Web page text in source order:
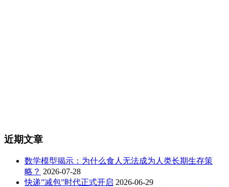
近期文章
数学模型揭示：为什么食人无法成为人类长期生存策
略？ 2026-07-28
快递”减包”时代正式开启 2026-06-29